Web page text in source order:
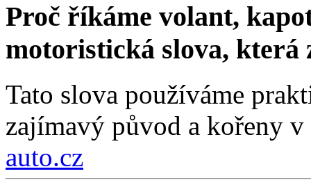
Proč říkáme volant,
motoristická slova, která
Tato slova používáme
zajímavý původ a kořeny
auto.cz